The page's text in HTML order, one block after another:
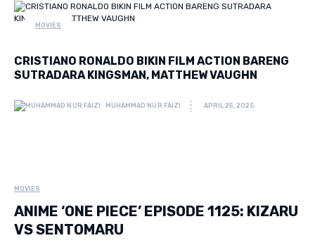
MOVIES
CRISTIANO RONALDO BIKIN FILM ACTION BARENG
SUTRADARA KINGSMAN, MATTHEW VAUGHN
MUHAMMAD NUR FAIZI APRIL 25, 2025
MOVIES
ANIME ‘ONE PIECE’ EPISODE 1125: KIZARU
VS SENTOMARU